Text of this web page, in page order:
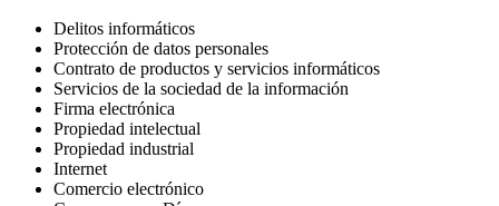
Delitos informáticos
Protección de datos personales
Contrato de productos y servicios informáticos
Servicios de la sociedad de la información
Firma electrónica
Propiedad intelectual
Propiedad industrial
Internet
Comercio electrónico